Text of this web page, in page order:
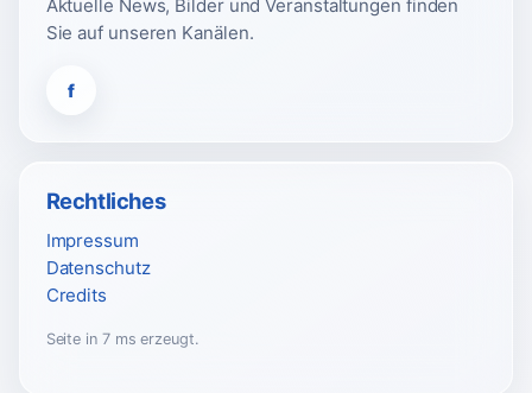
Aktuelle News, Bilder und Veranstaltungen finden
Sie auf unseren Kanälen.
f
Rechtliches
Impressum
Datenschutz
Credits
Seite in 7 ms erzeugt.